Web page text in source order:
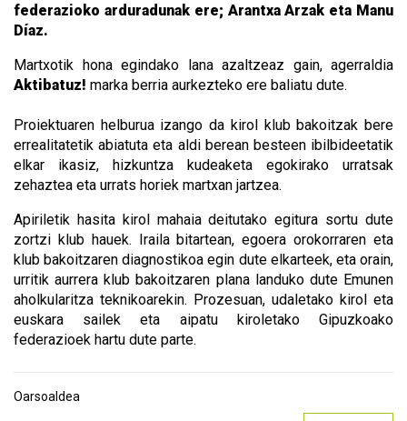
federazioko arduradunak ere; Arantxa Arzak eta Manu
Díaz.
Martxotik hona egindako lana azaltzeaz gain, agerraldia
Aktibatuz! marka berria aurkezteko ere baliatu dute.
Proiektuaren helburua izango da kirol klub bakoitzak bere
errealitatetik abiatuta eta aldi berean besteen ibilbideetatik
elkar ikasiz, hizkuntza kudeaketa egokirako urratsak
zehaztea eta urrats horiek martxan jartzea.
Apiriletik hasita kirol mahaia deitutako egitura sortu dute
zortzi klub hauek. Iraila bitartean, egoera orokorraren eta
klub bakoitzaren diagnostikoa egin dute elkarteek, eta orain,
urritik aurrera klub bakoitzaren plana landuko dute Emunen
aholkularitza teknikoarekin. Prozesuan, udaletako kirol eta
euskara sailek eta aipatu kiroletako Gipuzkoako
federazioek hartu dute parte.
Oarsoaldea